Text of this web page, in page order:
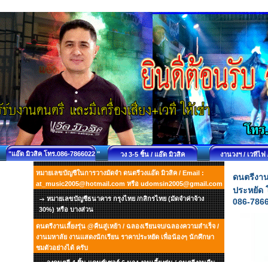
"แอ๊ด มิวสิค โทร.086-7866022 " วง 3-5 ชิ้น / แอ๊ด มิวสิค งานวงฯ / เวทีไ
หมายเลขบัญชีในการวางมัดจำ ดนตรีวงแอ๊ด มิวสิค / Email :
at_music2005@hotmail.com หรือ udomsin2005@gmail.com
หมายเลขบัญชีธนาคาร กรุงไทย /กสิกรไทย (มัดจำค่าจ้าง
30%) หรือ บางส่วน
ดนตรีงานเลี้ยงรุ่น @คืนสู่เหย้า / ฉลองเรียนจบ/ฉลองความสำเร็จ /
งานมหาลัย งานแสดงนักเรียน ราคาประหยัด เพื่อน้องๆ นักศึกษา
ชมตัวอย่างได้ ครับ
ดนตรีงา
ประหยัด
086-